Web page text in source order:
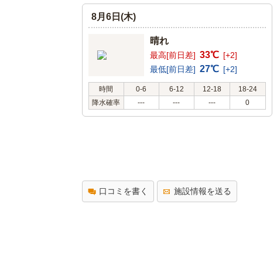
8月6日(木)
晴れ
最高[前日差] 33℃ [+2]
最低[前日差] 27℃ [+2]
時間 0-6 6-12 12-18
18-24
降水確率
--- --- --- 0
口コミを書く 施設情報を送る